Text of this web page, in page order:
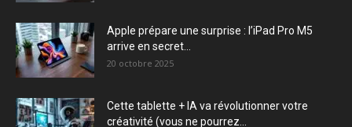
Apple prépare une surprise : l’iPad Pro M5
arrive en secret...
20 octobre 2025
Cette tablette + IA va révolutionner votre
créativité (vous ne pourrez...